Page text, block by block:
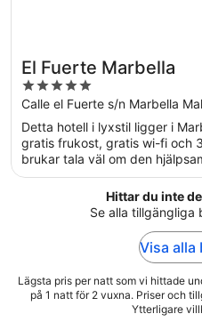
El Fuerte Marbella
5
out
of
5
Calle el Fuerte s/n Marbella
Detta hotell i lyxstil ligger i
gratis frukost, gratis wi-fi och
brukar tala väl om den
Hittar du inte
Se alla tillgängliga
Visa alla
Lägsta pris per natt som vi hittade
på 1 natt för 2 vuxna. Priser och
Ytterligare